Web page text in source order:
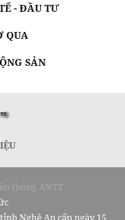
- ĐẦU TƯ
QUA
SẢN
thông ANTT
Nghệ An cấp ngày 15